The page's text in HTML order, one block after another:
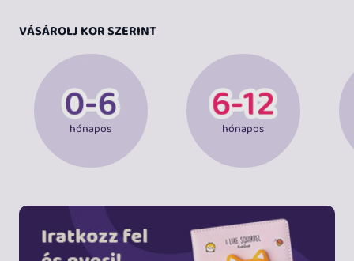
VÁSÁROLJ KOR SZERINT
hónapos hónapos